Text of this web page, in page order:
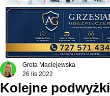
Kolejne podwyżki
Greta Maciejewska
26 lis 2022